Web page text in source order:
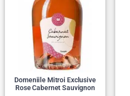
Domeniile Mitroi Exclusive
Rose Cabernet Sauvignon